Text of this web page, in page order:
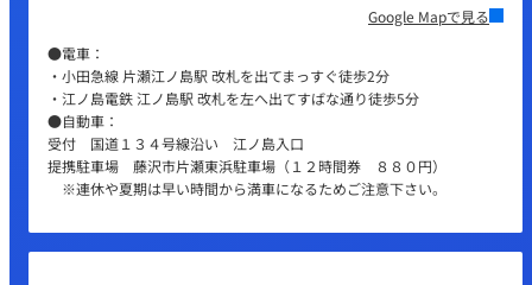
Google Mapで見る
●電車：
・小田急線 片瀬江ノ島駅 改札を出てまっすぐ徒歩2分
・江ノ島電鉄 江ノ島駅 改札を左へ出てすばな通り徒歩5分
●自動車：
受付 国道１３４号線沿い 江ノ島入口
提携駐車場 藤沢市片瀬東浜駐車場（１２時間券 ８８０円）
※連休や夏期は早い時間から満車になるためご注意下さい。